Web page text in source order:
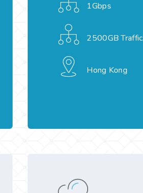
1Gbps
2500GB
Hong Kong